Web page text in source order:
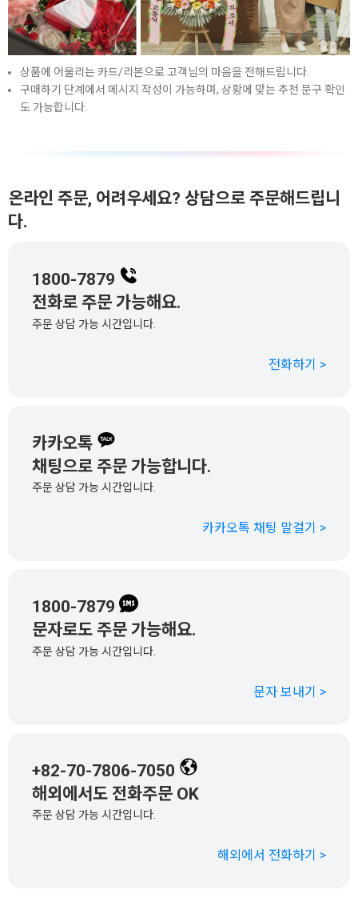
상품에 어울리는 카드/리본으로 고객님의 마음을 전해드립니다.
구매하기 단계에서 메시지 작성이 가능하며, 상황에 맞는 추천 문구 확인
도 가능합니다.
온라인 주문, 어려우세요? 상담으로 주문해드립니
다.
1800-7879
전화로 주문 가능해요.
주문 상담 가능 시간입니다.
전화하기 >
카카오톡
채팅으로 주문 가능합니다.
주문 상담 가능 시간입니다.
카카오톡 채팅 말걸기 >
1800-7879
문자로도 주문 가능해요.
주문 상담 가능 시간입니다.
문자 보내기 >
+82-70-7806-7050
해외에서도 전화주문 OK
주문 상담 가능 시간입니다.
해외에서 전화하기 >